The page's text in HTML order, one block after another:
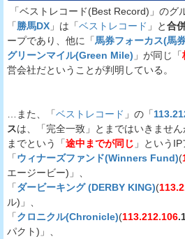
「ベストレコード(Best Record)」のグ
「勝馬DX 」は「ベストレコード 」と合
ープであり、他に「馬券フォーカス(馬
グリーンマイル(Green Mile) 」が同じ「
営会社だということが判明している。
…また、「ベストレコード 」の「
スは、「完全一致」とまではいきません
までという「途中までが同じ 」という
「ウィナーズファンド(Winners Fund)(
エージービー)」、
「ダービーキング (DERBY KING)(
ル)」、
「クロニクル(Chronicle)(113.212.106
パクト)」、